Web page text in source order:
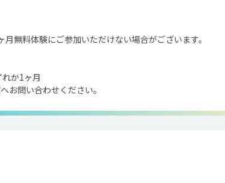
無料体験にご参加いただけない場合がございます。
か1ヶ月
お問い合わせください。